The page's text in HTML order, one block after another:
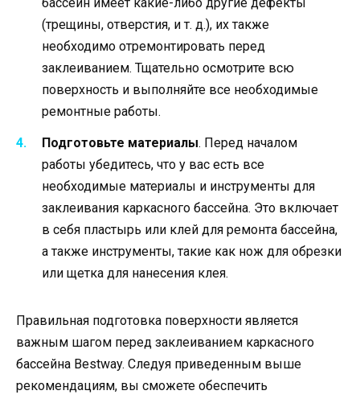
бассейн имеет какие-либо другие дефекты
(трещины, отверстия, и т. д.), их также
необходимо отремонтировать перед
заклеиванием. Тщательно осмотрите всю
поверхность и выполняйте все необходимые
ремонтные работы.
Подготовьте материалы. Перед началом
работы убедитесь, что у вас есть все
необходимые материалы и инструменты для
заклеивания каркасного бассейна. Это включает
в себя пластырь или клей для ремонта бассейна,
а также инструменты, такие как нож для обрезки
или щетка для нанесения клея.
Правильная подготовка поверхности является
важным шагом перед заклеиванием каркасного
бассейна Bestway. Следуя приведенным выше
рекомендациям, вы сможете обеспечить